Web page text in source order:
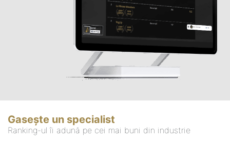
Gasește un specialist
Ranking-ul îi adună pe cei mai buni din industrie